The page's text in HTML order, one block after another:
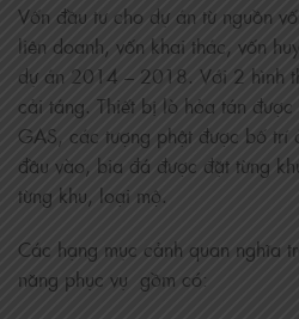
Vốn đầu tư cho dự án từ nguồn
liên doanh, vốn khai thác, vốn
dự án 2014 – 2018. Với 2 hình
cải táng. Thiết bị lò hỏa tán
GAS, các tượng phật được bố trí
đầu vào, bia đá được đặt từng
từng khu, loại mộ.
Các hạng mục cảnh quan nghĩa
năng phục vụ gồm có: